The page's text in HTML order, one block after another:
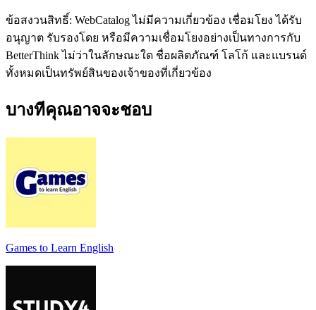
ข้อสงวนสิทธิ์: WebCatalog ไม่มีความเกี่ยวข้อง เชื่อมโยง ได้รับ
อนุญาต รับรองโดย หรือมีความเชื่อมโยงอย่างเป็นทางการกับ
BetterThink ไม่ว่าในลักษณะใด ชื่อผลิตภัณฑ์ โลโก้ และแบรนด์
ทั้งหมดเป็นทรัพย์สินของเจ้าของที่เกี่ยวข้อง
บางทีคุณอาจจะชอบ
Games to Learn English